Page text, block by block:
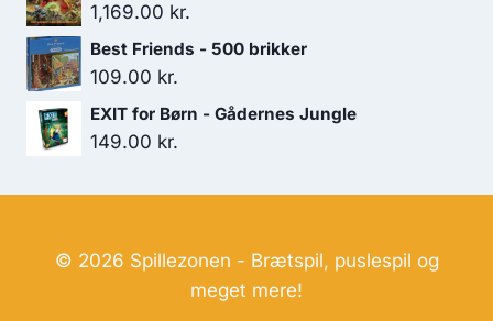
1,169.00 kr.
Best Friends - 500 brikker
109.00 kr.
EXIT for Børn - Gådernes Jungle
149.00 kr.
© 2026 Spillezonen - Brætspil, puslespil og
meget mere!